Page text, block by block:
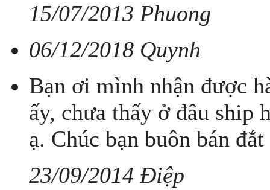
15/07/2013 Phuong
06/12/2018 Quynh
Bạn ơi mình nhận được
ấy, chưa thấy ở đâu ship
ạ. Chúc bạn buôn bán
23/09/2014 Điệp